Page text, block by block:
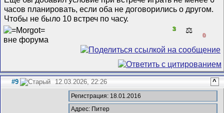
часов планировать, если оба не договорились о другом.
Чтобы не было 10 встреч по часу.
3 ⚖️
0
#9 12.03.2026, 22:26 ^
Регистрация: 18.01.2016
Адрес: Питер